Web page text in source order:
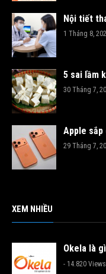
Nội tiết
1 Tháng 8,
5 sai lầm
30 Tháng 7,
Apple sắp
29 Tháng 7,
XEM NHIỀU
Okela là
- 14.820 Views